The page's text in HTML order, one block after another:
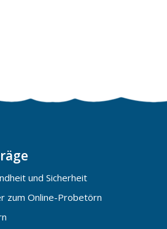
und Sicherheit
zum Online-Probetörn